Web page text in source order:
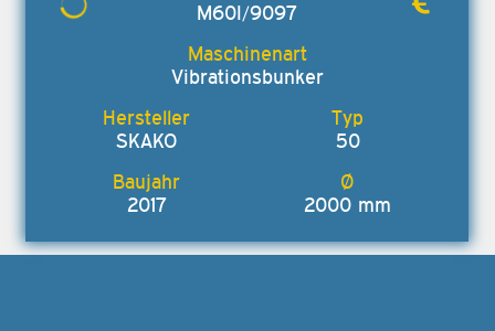
M60I/9097
Vibrationsbunker
SKAKO 50
2017 2000 mm